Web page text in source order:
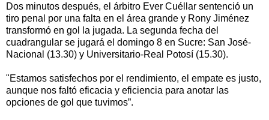
Dos minutos después, el árbitro Ever Cuéllar sentenció un
tiro penal por una falta en el área grande y Rony Jiménez
transformó en gol la jugada. La segunda fecha del
cuadrangular se jugará el domingo 8 en Sucre: San José-
Nacional (13.30) y Universitario-Real Potosí (15.30).
"Estamos satisfechos por el rendimiento, el empate es justo,
aunque nos faltó eficacia y eficiencia para anotar las
opciones de gol que tuvimos”.